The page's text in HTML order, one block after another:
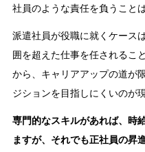
社員のような責任を負うこと
派遣社員が役職に就くケース
囲を超えた仕事を任されるこ
から、キャリアアップの道が
ジションを目指しにくいのが
専門的なスキルがあれば、時
ますが、それでも正社員の昇